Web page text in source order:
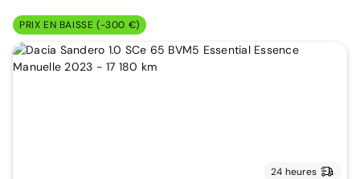
PRIX EN BAISSE (-300 €)
24 heures